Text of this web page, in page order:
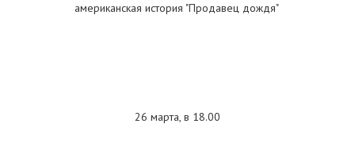
американская история "Продавец дождя"
26 марта, в 18.00